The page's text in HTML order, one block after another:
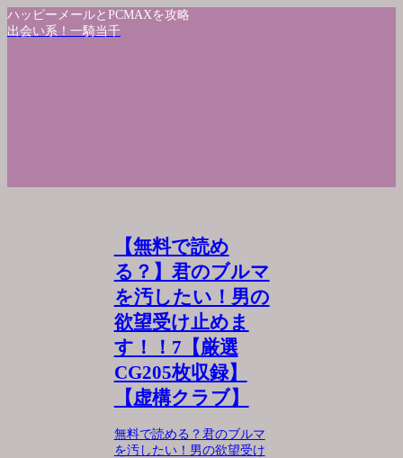
ハッピーメールとPCMAXを攻略
出会い系！一騎当千
【無料で読め
る？】君のブルマ
を汚したい！男の
欲望受け止めま
す！！7【厳選
CG205枚収録】
【虚構クラブ】
無料で読める？君のブルマ
を汚したい！男の欲望受け